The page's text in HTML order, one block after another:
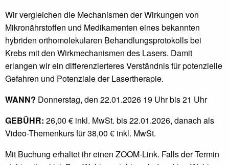
Wir vergleichen die Mechanismen der Wirkungen von
Mikronährstoffen und Medikamenten eines bekannten
hybriden orthomolekularen Behandlungsprotokolls bei
Krebs mit den Wirkmechanismen des Lasers. Damit
erlangen wir ein differenzierteres Verständnis für potenzielle
Gefahren und Potenziale der Lasertherapie.
WANN? Donnerstag, den 22.01.2026 19 Uhr bis 21 Uhr
GEBÜHR: 26,00 € inkl. MwSt. bis 22.01.2026, danach als
Video-Themenkurs für 38,00 € inkl. MwSt.
Mit Buchung erhaltet ihr einen ZOOM-Link. Falls der Termin